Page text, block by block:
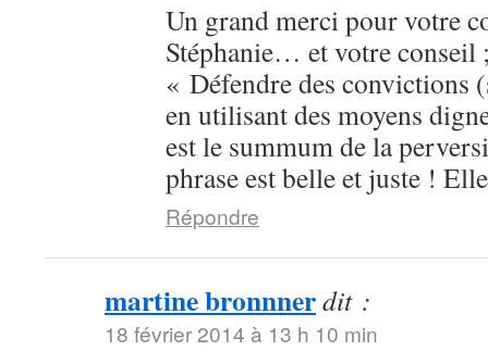
Un grand merci pour votre
Stéphanie… et votre conseil
« Défendre des convictions
en utilisant des moyens
est le summum de la
phrase est belle et juste !
Répondre
martine bronnnerdit :
18 février 2014 à 13 h 10 min